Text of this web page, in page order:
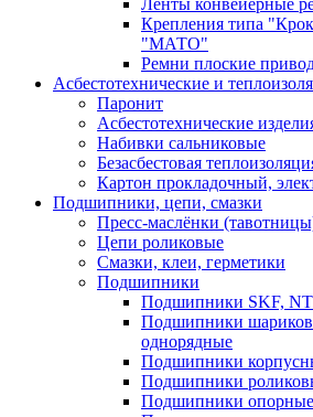
Ленты конвейерные
Крепления типа
"МАТО"
Ремни плоские
Асбестотехнические и
Паронит
Асбестотехнические
Набивки сальниковые
Безасбестовая
Картон прокладочный,
Подшипники, цепи, смазки
Пресс-маслёнки
Цепи роликовые
Смазки, клеи, герметики
Подшипники
Подшипники SKF,
Подшипники
однорядные
Подшипники
Подшипники
Подшипники опорные